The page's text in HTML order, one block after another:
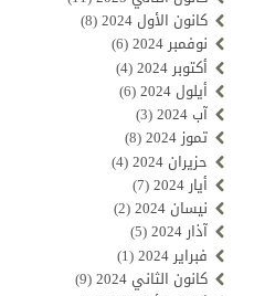
كانون الأول 2024
(8)
نوفمبر 2024
(6)
أكتوبر 2024
(4)
أيلول 2024
(6)
آب 2024
(3)
تموز 2024
(8)
حزيران 2024
(4)
أيار 2024
(7)
نيسان 2024
(2)
آذار 2024
(5)
فبراير 2024
(1)
كانون الثاني 2024
(9)